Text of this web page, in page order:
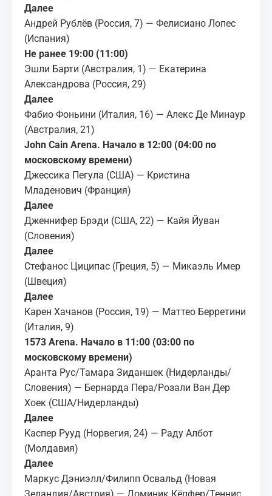
Далее
Андрей Рублёв (Россия, 7) — Фелисиано Лопес
(Испания)
Не ранее 19:00 (11:00)
Эшли Барти (Австралия, 1) — Екатерина
Александрова (Россия, 29)
Далее
Фабио Фоньини (Италия, 16) — Алекс Де Минаур
(Австралия, 21)
John Cain Arena. Начало в 12:00 (04:00 по
московскому времени)
Джессика Пегула (США) — Кристина
Младенович (Франция)
Далее
Дженнифер Брэди (США, 22) — Кайя Йуван
(Словения)
Далее
Стефанос Циципас (Греция, 5) — Микаэль Имер
(Швеция)
Далее
Карен Хачанов (Россия, 19) — Маттео Берретини
(Италия, 9)
1573 Arena. Начало в 11:00 (03:00 по
московскому времени)
Аранта Рус/Тамара Зиданшек (Нидерланды/
Словения) — Бернарда Пера/Розали Ван Дер
Хоек (США/Нидерланды)
Далее
Каспер Рууд (Норвегия, 24) — Раду Албот
(Молдавия)
Далее
Маркус Дэниэлл/Филипп Освальд (Новая